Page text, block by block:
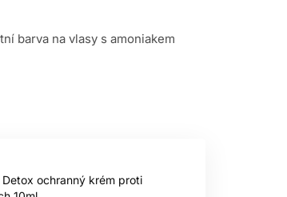
barva na vlasy s amoniakem
ochranný krém proti